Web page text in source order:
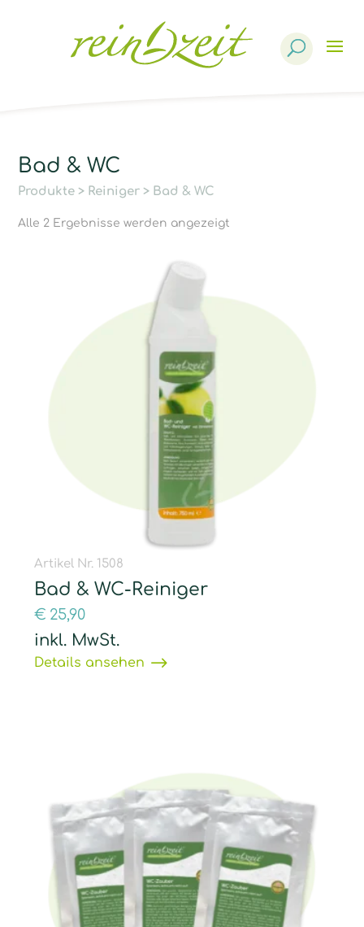
Bad & WC
Produkte > Reiniger > Bad & WC
Alle 2 Ergebnisse werden angezeigt
Artikel Nr. 1508
Bad & WC-Reiniger
€ 25,90
inkl. MwSt.
Details ansehen